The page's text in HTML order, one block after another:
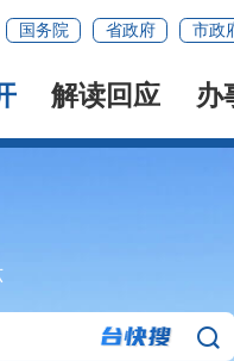
国务院 省政府 市政
解读回应 办